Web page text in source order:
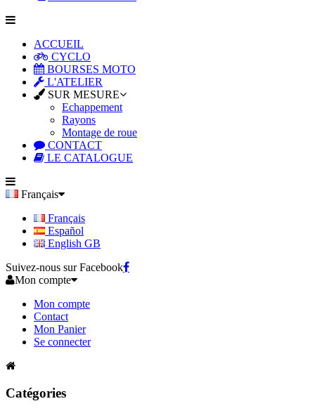
ACCUEIL
CYCLO
BOURSES MOTO
L'ATELIER
SUR MESURE
Echappement
Rayons
Montage de roue
CONTACT
LE CATALOGUE
Français
Français
Español
English GB
Suivez-nous sur Facebook
Mon compte
Mon compte
Contact
Mon Panier
Se connecter
Catégories